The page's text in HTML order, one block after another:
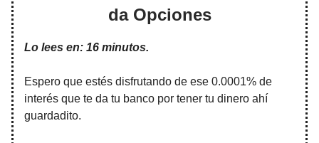
da Opciones
Lo lees en: 16 minutos.
Espero que estés disfrutando de ese 0.0001% de
interés que te da tu banco por tener tu dinero ahí
guardadito.